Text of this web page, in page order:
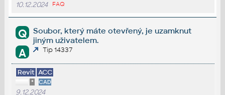
10.12.2024 FAQ
Q
Soubor, který máte otevřený, je uzamknut
jiným uživatelem.
A Tip 14337
Revit ACC
* CAD
9.12.2024